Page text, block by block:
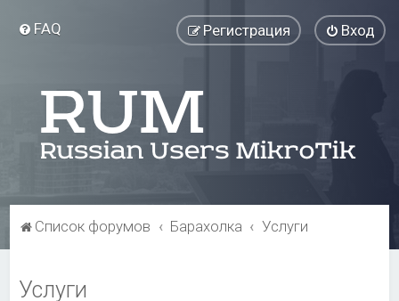
FAQ Вход
Регистрация
Список форумов Барахолка Услуги
Услуги